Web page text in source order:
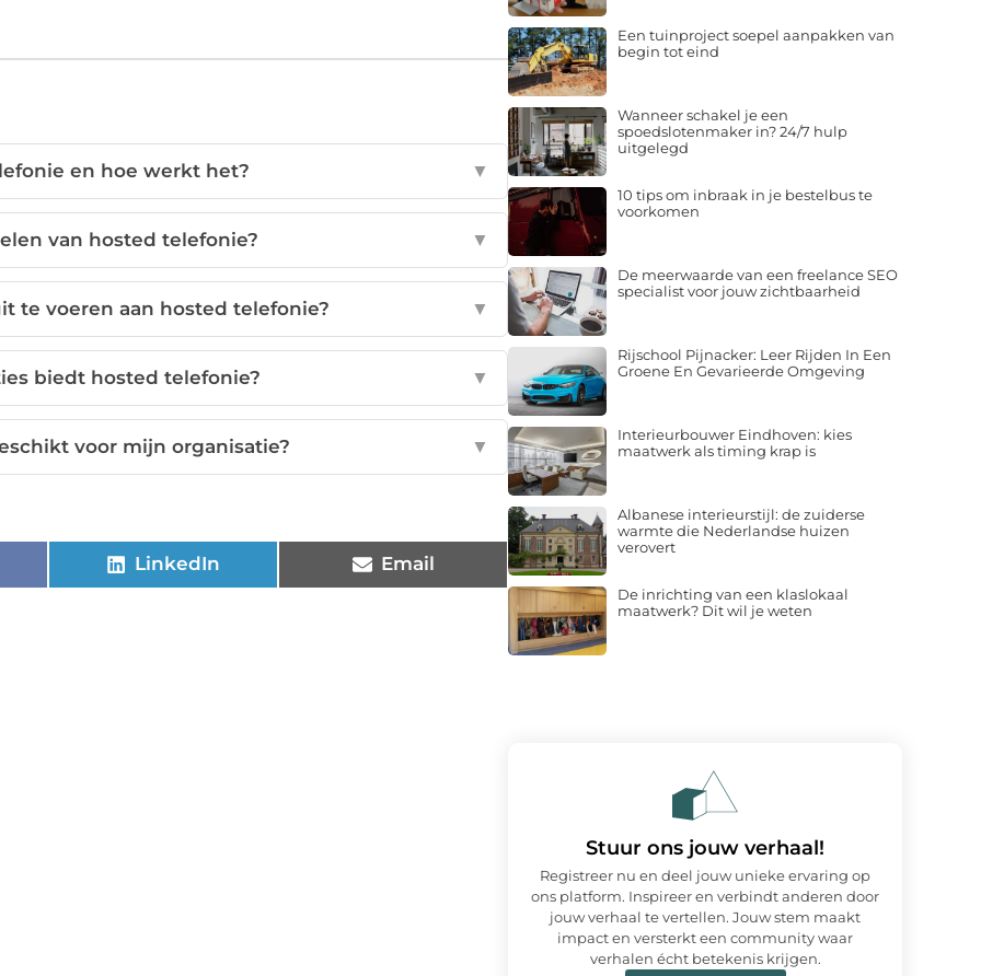
en hoe werkt het? ▼
van hosted telefonie? ▼
te voeren aan hosted telefonie? ▼
biedt hosted telefonie? ▼
voor mijn organisatie? ▼
LinkedIn Email
Een tuinproject soepel aanpakken van
begin tot eind
Wanneer schakel je een
spoedslotenmaker in? 24/7 hulp
uitgelegd
10 tips om inbraak in je bestelbus te
voorkomen
De meerwaarde van een freelance SEO
specialist voor jouw zichtbaarheid
Rijschool Pijnacker: Leer Rijden In Een
Groene En Gevarieerde Omgeving
Interieurbouwer Eindhoven: kies
maatwerk als timing krap is
Albanese interieurstijl: de zuiderse
warmte die Nederlandse huizen
verovert
De inrichting van een klaslokaal
maatwerk? Dit wil je weten
Stuur ons jouw verhaal!
Registreer nu en deel jouw unieke ervaring op
ons platform. Inspireer en verbindt anderen door
jouw verhaal te vertellen. Jouw stem maakt
impact en versterkt een community waar
verhalen écht betekenis krijgen.